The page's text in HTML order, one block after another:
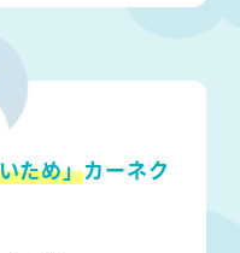
ため」カーネク